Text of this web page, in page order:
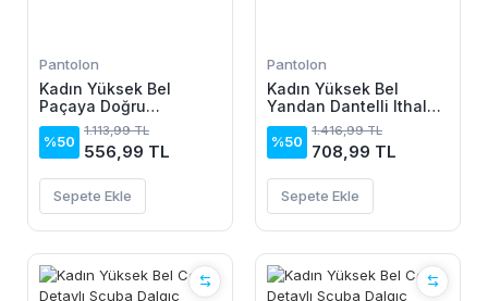
Pantolon
Kadın Yüksek Bel
Paçaya Doğru
Genişleyen Lazer çiçek
Kesim Detaylı Ithal Krep
Pantolon
%50
1.113,99 TL
556,99 TL
Sepete Ekle
Pantolon
Kadın Yüksek Bel
Yandan Dantelli Ithal
Krep Pantolon
%50
1.416,99 TL
708,99 TL
Sepete Ekle